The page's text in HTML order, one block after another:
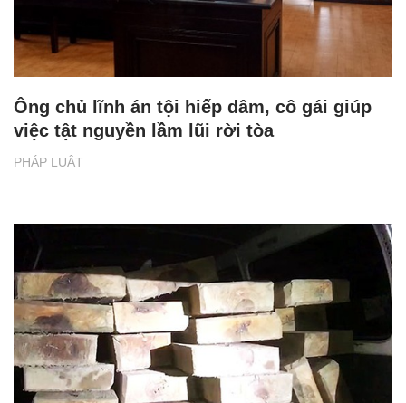
PHÁP LUẬT
Ông chủ lĩnh án tội hiếp dâm, cô gái giúp
việc tật nguyền lầm lũi rời tòa